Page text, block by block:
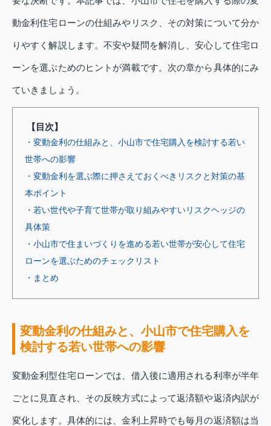
動金利住宅ローンの仕組みやリスク、その対策について分か
りやすく解説します。不安や疑問を解消し、安心して住宅ロ
ーンを選ぶためのヒントが満載です。次の章から具体的にみ
ていきましょう。
【目次】
・変動金利の仕組みと、小山市で住宅購入を検討する若い
世帯への影響
・変動金利を選ぶ際に押さえておくべきリスクと対策の基
本ポイント
・若い世代や子育て世帯が取り組みやすいリスクヘッジの
具体策
・小山市で住まいづくりを進める若い世帯が安心して住宅
ローンを選ぶためのチェックリスト
・まとめ
変動金利の仕組みと、小山市で住宅購入を
検討する若い世帯への影響
変動金利型住宅ローンでは、借入後に適用される利率が半年
ごとに見直され、その反映方式によって返済額や返済内訳が
変化します。具体的には、金利上昇時でも毎月の返済額は当